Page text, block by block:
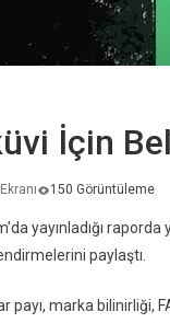
İçin
150 Görüntüleme
yayınladığı
paylaştı.
payı, marka bilinirliği,